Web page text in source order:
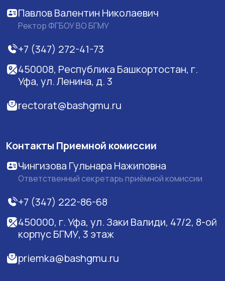
Павлов Валентин Николаевич
Ректор ФГБОУ ВО БГМУ
+7 (347) 272-41-73
450008, Республика Башкортостан, г.
Уфа, ул. Ленина, д. 3
rectorat@bashgmu.ru
Контакты Приемной комиссии
Чингизова Гульнара Нажиповна
Ответственный секретарь приёмной комиссии
+7 (347) 222-86-68
450000, г. Уфа, ул. Заки Валиди, 47/2, 8-ой
корпус БГМУ, 3 этаж
priemka@bashgmu.ru